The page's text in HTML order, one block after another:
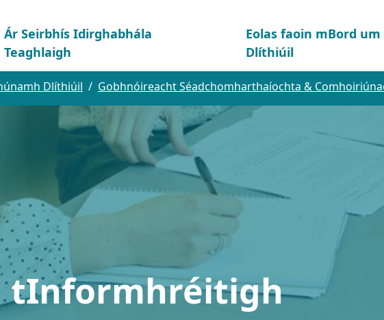
Ár Seirbhís Idirghabhála
Teaghlaigh
Eolas faoin mBord
Dlíthiúil
Dlíthiúil Gobhnóireacht Séadchomharthaíochta &
tInformhréitigh